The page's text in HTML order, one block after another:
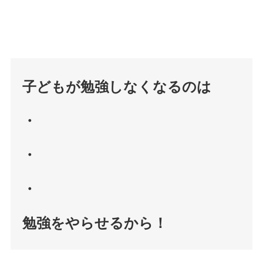
子どもが勉強しなくなるのは
・
・
・
勉強をやらせるから！